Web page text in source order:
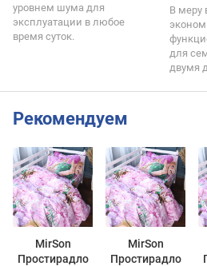
уровнем шума для
эксплуатации в любое
время суток.
В меру
для
двумя
Рекомендуем
MirSon
Простирадло
MirSon
Простирадло